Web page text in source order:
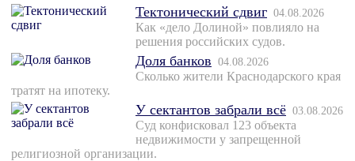
Тектонический сдвиг 04.08.2026
Как «дело Долиной» повлияло на
решения российских судов.
Доля банков 04.08.2026
Сколько жители Краснодарского края
тратят на ипотеку.
У сектантов забрали всё 03.08.2026
Суд конфисковал 123 объекта
недвижимости у запрещенной
религиозной организации.